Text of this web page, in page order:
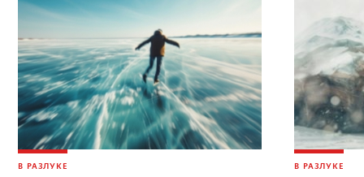
В РАЗЛУКЕ В РАЗЛУКЕ